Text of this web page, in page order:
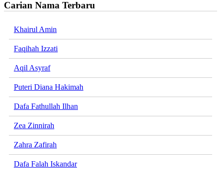
Carian Nama Terbaru
Khairul Amin
Faqihah Izzati
Aqil Asyraf
Puteri Diana Hakimah
Dafa Fathullah Ilhan
Zea Zinnirah
Zahra Zafirah
Dafa Falah Iskandar